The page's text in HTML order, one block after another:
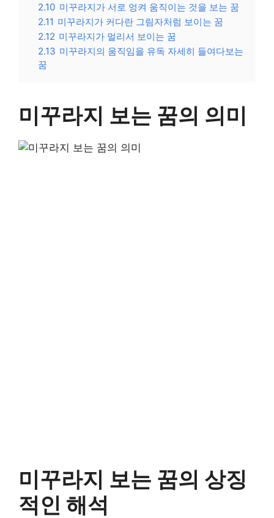
2.10 미꾸라지가 서로 엉켜 움직이는 것을 보는 꿈
2.11 미꾸라지가 커다란 그림자처럼 보이는 꿈
2.12 미꾸라지가 멀리서 보이는 꿈
2.13 미꾸라지의 움직임을 유독 자세히 들여다보는
꿈
미꾸라지 보는 꿈의 의미
미꾸라지 보는 꿈의 상징
적인 해석